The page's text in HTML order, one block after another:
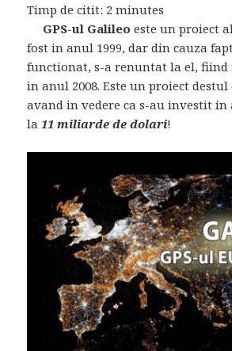
Timp de citit: 2 minutes
GPS-ul Galileoeste un proiect
fost in anul 1999, dar din cauza
functionat, s-a renuntat la el,
in anul 2008. Este un proiect destul
avand in vedere ca s-au investit in
la 11 miliarde de dolari!